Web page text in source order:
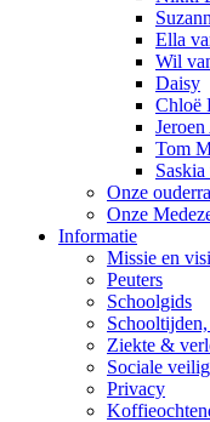
Ella
Wil
Daisy
Chloë
Tom
Onze
Onze
Informatie
Missie en
Peuters
Schoolgids
Ziekte &
Sociale
Privacy